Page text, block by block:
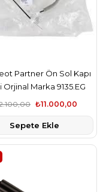
Partner Ön Sol Kapı
Orjinal Marka 9135.EG
₺11.000,00
Sepete Ekle